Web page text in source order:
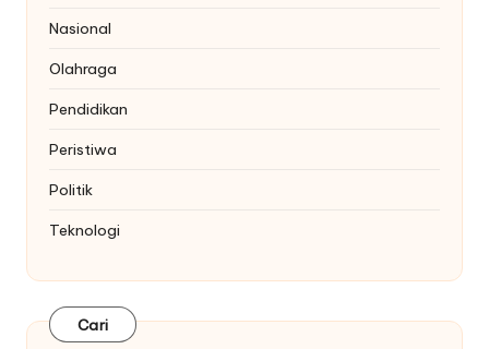
Nasional
Olahraga
Pendidikan
Peristiwa
Politik
Teknologi
Cari